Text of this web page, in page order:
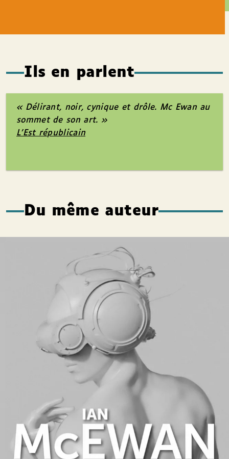
Ils en parlent
« Délirant, noir, cynique et drôle. Mc Ewan au
sommet de son art. »
L’Est républicain
Du même auteur
Une machine comme moi
Ian McEwan